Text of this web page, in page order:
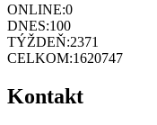
ONLINE:0
DNES:100
TÝŽDEŇ:2371
CELKOM:1620747
Kontakt